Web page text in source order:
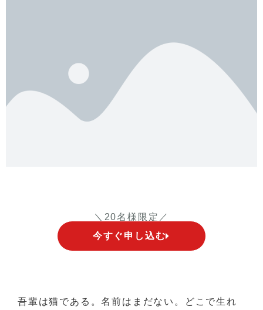
＼20名様限定／
今すぐ申し込む
吾輩は猫である。名前はまだない。どこで生れ